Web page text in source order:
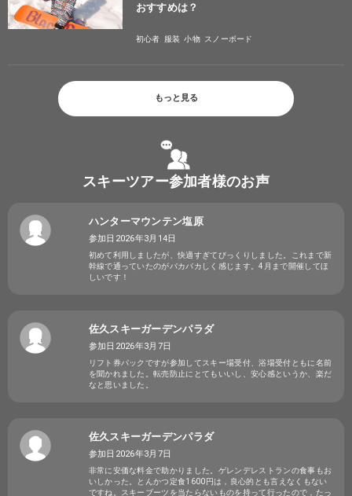
おすすめは？
初心者 服装 小物 スノーボード
もっと見る
スキーツアー参加者様のお声
ハンターマウンテン塩原
参加日2026年3月14日
初めて利用しましたが、快適すぎてびっくりしました。これまで新
幹線で通っていたのがバカバカしく感じます。4月まで開催してほ
しいです！
佐久スキーガーデンパラダ
参加日2026年3月7日
リフト券パックですが参加してスキー場受付、浴場受付ともに名前
を聞かれました。転売防止にとてもいいし、安心感というか、楽だ
なと思いました。
佐久スキーガーデンパラダ
参加日2026年3月7日
非常に安価な料金で助かりました。ゲレンデレストランの食事もお
いしかった。とんかつ定食1600円は，良心的とも言えなくもない
ですね。スキーブーツを当たらないものを持って行ったので，たっ